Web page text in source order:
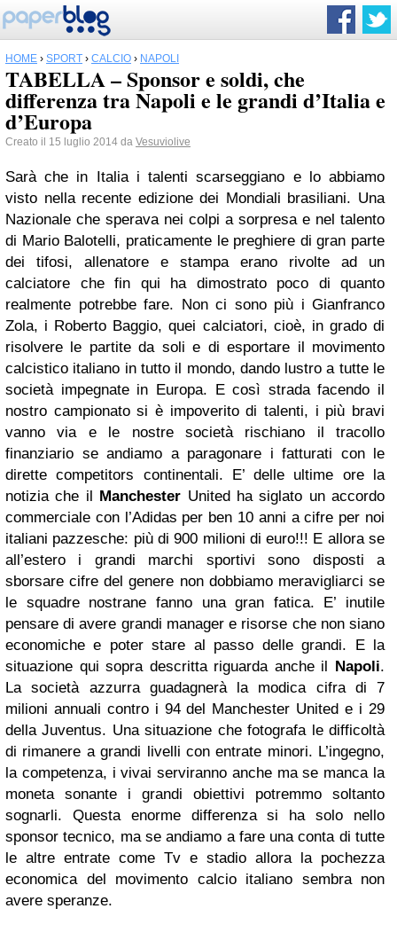
HOME › SPORT › CALCIO › NAPOLI
TABELLA – Sponsor e soldi, che
differenza tra Napoli e le grandi d’Italia e
d’Europa
Creato il 15 luglio 2014 da Vesuviolive
Sarà che in Italia i talenti scarseggiano e lo abbiamo
visto nella recente edizione dei Mondiali brasiliani. Una
Nazionale che sperava nei colpi a sorpresa e nel talento
di Mario Balotelli, praticamente le preghiere di gran parte
dei tifosi, allenatore e stampa erano rivolte ad un
calciatore che fin qui ha dimostrato poco di quanto
realmente potrebbe fare. Non ci sono più i Gianfranco
Zola, i Roberto Baggio, quei calciatori, cioè, in grado di
risolvere le partite da soli e di esportare il movimento
calcistico italiano in tutto il mondo, dando lustro a tutte le
società impegnate in Europa. E così strada facendo il
nostro campionato si è impoverito di talenti, i più bravi
vanno via e le nostre società rischiano il tracollo
finanziario se andiamo a paragonare i fatturati con le
dirette competitors continentali. E’ delle ultime ore la
notizia che il Manchester United ha siglato un accordo
commerciale con l’Adidas per ben 10 anni a cifre per noi
italiani pazzesche: più di 900 milioni di euro!!! E allora se
all’estero i grandi marchi sportivi sono disposti a
sborsare cifre del genere non dobbiamo meravigliarci se
le squadre nostrane fanno una gran fatica. E’ inutile
pensare di avere grandi manager e risorse che non siano
economiche e poter stare al passo delle grandi. E la
situazione qui sopra descritta riguarda anche il Napoli.
La società azzurra guadagnerà la modica cifra di 7
milioni annuali contro i 94 del Manchester United e i 29
della Juventus. Una situazione che fotografa le difficoltà
di rimanere a grandi livelli con entrate minori. L’ingegno,
la competenza, i vivai serviranno anche ma se manca la
moneta sonante i grandi obiettivi potremmo soltanto
sognarli. Questa enorme differenza si ha solo nello
sponsor tecnico, ma se andiamo a fare una conta di tutte
le altre entrate come Tv e stadio allora la pochezza
economica del movimento calcio italiano sembra non
avere speranze.